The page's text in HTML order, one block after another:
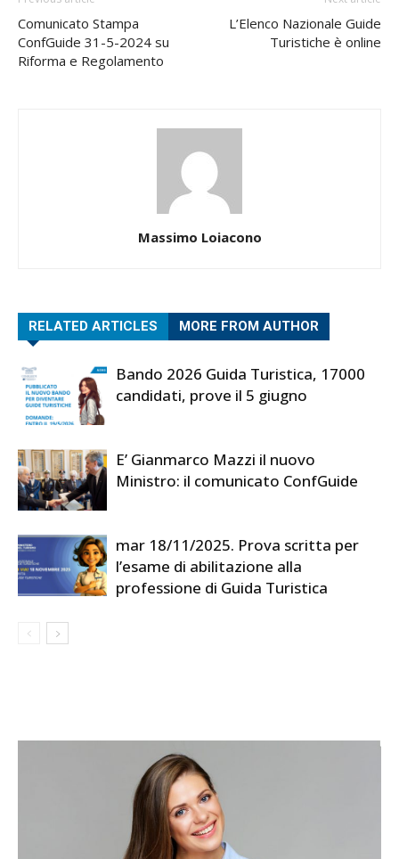
Comunicato Stampa
ConfGuide 31-5-2024 su
Riforma e Regolamento
L’Elenco Nazionale Guide
Turistiche è online
Massimo Loiacono
RELATED ARTICLES MORE FROM AUTHOR
Bando 2026 Guida Turistica, 17000
candidati, prove il 5 giugno
E’ Gianmarco Mazzi il nuovo
Ministro: il comunicato ConfGuide
mar 18/11/2025. Prova scritta per
l’esame di abilitazione alla
professione di Guida Turistica